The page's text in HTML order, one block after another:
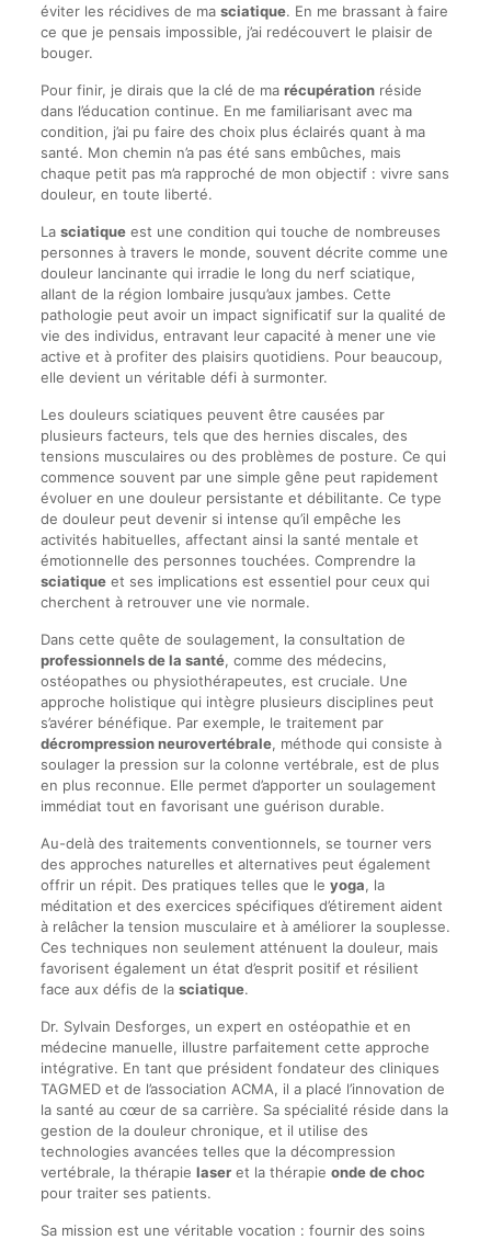
éviter les récidives de ma sciatique. En me brassant à faire
ce que je pensais impossible, j’ai redécouvert le plaisir de
bouger.
Pour finir, je dirais que la clé de ma récupérationréside
dans l’éducation continue. En me familiarisant avec ma
condition, j’ai pu faire des choix plus éclairés quant à ma
santé. Mon chemin n’a pas été sans embûches, mais
chaque petit pas m’a rapproché de mon objectif : vivre sans
douleur, en toute liberté.
La sciatiqueest une condition qui touche de nombreuses
personnes à travers le monde, souvent décrite comme une
douleur lancinante qui irradie le long du nerf sciatique,
allant de la région lombaire jusqu’aux jambes. Cette
pathologie peut avoir un impact significatif sur la qualité de
vie des individus, entravant leur capacité à mener une vie
active et à profiter des plaisirs quotidiens. Pour beaucoup,
elle devient un véritable défi à surmonter.
Les douleurs sciatiques peuvent être causées par
plusieurs facteurs, tels que des hernies discales, des
tensions musculaires ou des problèmes de posture. Ce qui
commence souvent par une simple gêne peut rapidement
évoluer en une douleur persistante et débilitante. Ce type
de douleur peut devenir si intense qu’il empêche les
activités habituelles, affectant ainsi la santé mentale et
émotionnelle des personnes touchées. Comprendre la
sciatiqueet ses implications est essentiel pour ceux qui
cherchent à retrouver une vie normale.
Dans cette quête de soulagement, la consultation de
professionnels de la santé, comme des médecins,
ostéopathes ou physiothérapeutes, est cruciale. Une
approche holistique qui intègre plusieurs disciplines peut
s’avérer bénéfique. Par exemple, le traitement par
décrompression neurovertébrale, méthode qui consiste à
soulager la pression sur la colonne vertébrale, est de plus
en plus reconnue. Elle permet d’apporter un soulagement
immédiat tout en favorisant une guérison durable.
Au-delà des traitements conventionnels, se tourner vers
des approches naturelles et alternatives peut également
offrir un répit. Des pratiques telles que le yoga, la
méditation et des exercices spécifiques d’étirement aident
à relâcher la tension musculaire et à améliorer la souplesse.
Ces techniques non seulement atténuent la douleur, mais
favorisent également un état d’esprit positif et résilient
face aux défis de la sciatique.
Dr. Sylvain Desforges, un expert en ostéopathie et en
médecine manuelle, illustre parfaitement cette approche
intégrative. En tant que président fondateur des cliniques
TAGMED et de l’association ACMA, il a placé l’innovation de
la santé au cœur de sa carrière. Sa spécialité réside dans la
gestion de la douleur chronique, et il utilise des
technologies avancées telles que la décompression
vertébrale, la thérapie laseret la thérapie onde de choc
pour traiter ses patients.
Sa mission est une véritable vocation : fournir des soins